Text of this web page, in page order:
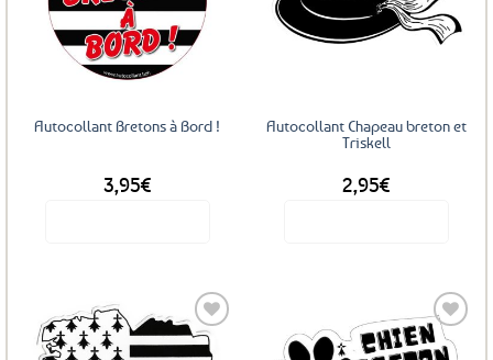
Ajouter
aux
favoris
Autocollant Bretons à Bord !
3,95€
Ajouter
aux
favoris
Autocollant Chapeau breton et
Triskell
2,95€